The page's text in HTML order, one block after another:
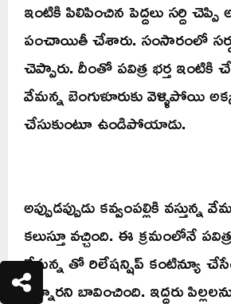
ఇంటికి పిలిపించిన పెద్దలు సర్ది చెప్పి
పంచాయితీ చేశారు. సంసారంలో
చెప్పారు. దీంతో పవిత్ర భర్త ఇంటికి
వేమన్న బెంగుళూరుకు వెళ్ళిపోయి
చేసుకుంటూ ఉండిపోయాడు.
అప్పుడప్పుడు కవ్వంపల్లికి వస్తున్న
కలుస్తూ వచ్చింది. ఈ క్రమంలోనే పవిత్ర
వేమన్న తో రిలేషన్షిప్ కంటిన్యూ
ఉన్నారని బావించింది. ఇద్దరు